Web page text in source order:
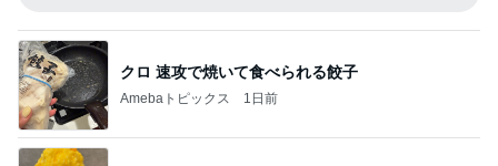
クロ 速攻で焼いて食べられる餃子
Amebaトピックス 1日前